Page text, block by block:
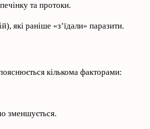
та протоки.
які раніше «з’їдали» паразити.
кількома факторами:
зменшується.